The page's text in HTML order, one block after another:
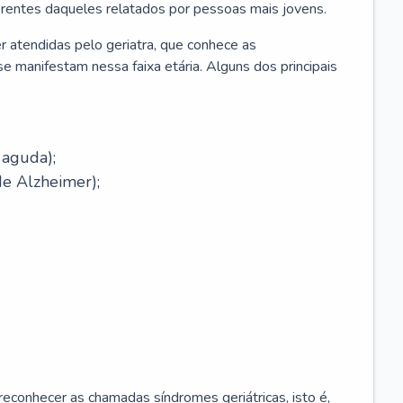
daqueles relatados por pessoas mais jovens.
pelo geriatra, que conhece as
manifestam nessa faixa etária. Alguns dos principais
Alzheimer);
as chamadas síndromes geriátricas, isto é,